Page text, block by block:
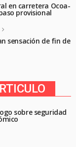
en carretera Ocoa-
provisional
sensación de fin de
sobre seguridad